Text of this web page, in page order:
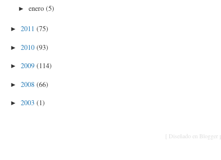
►enero(5)
► 2011 (75)
► 2010 (93)
► 2009 (114)
► 2008 (66)
► 2003 (1)
[ Diseñado en Blogger